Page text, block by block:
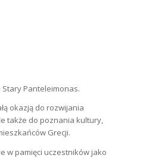
Panteleimonas.
okazją do rozwijania
także do poznania kultury,
Grecji.
w pamięci uczestników jako